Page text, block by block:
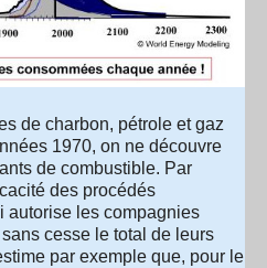
de charbon, pétrole et gaz
1970, on ne découvre
de combustible. Par
des procédés
autorise les compagnies
cesse le total de leurs
par exemple que, pour le